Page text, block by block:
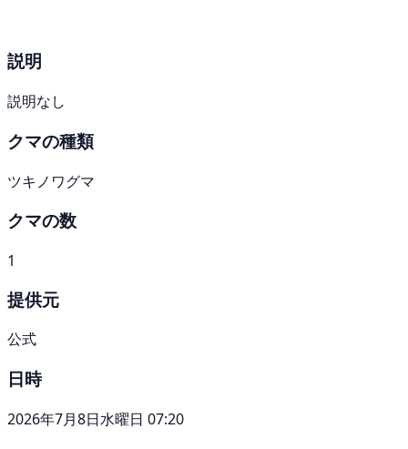
説明
説明なし
クマの種類
ツキノワグマ
クマの数
1
提供元
公式
日時
2026年7月8日水曜日 07:20